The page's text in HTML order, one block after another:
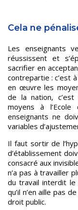
Cela ne
Les enseignants
réussissent et
sacrifier en
contrepartie : c’est
en œuvre les
de la nation,
moyens à
enseignants ne
variables
Il faut sortir de
d’établissement
consacré aux
n’a pas à travailler
du travail interdit le
qu’il n’en aille pas
droit public.